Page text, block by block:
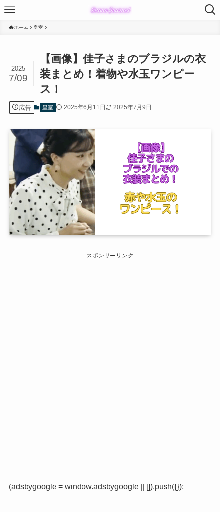
ホーム 皇室
【画像】佳子さまのブラジルの衣
装まとめ！着物や水玉ワンピー
ス！
2025
7/09
広告 皇室 2025年6月11日 2025年7月9日
スポンサーリンク
(adsbygoogle = window.adsbygoogle || []).push({});